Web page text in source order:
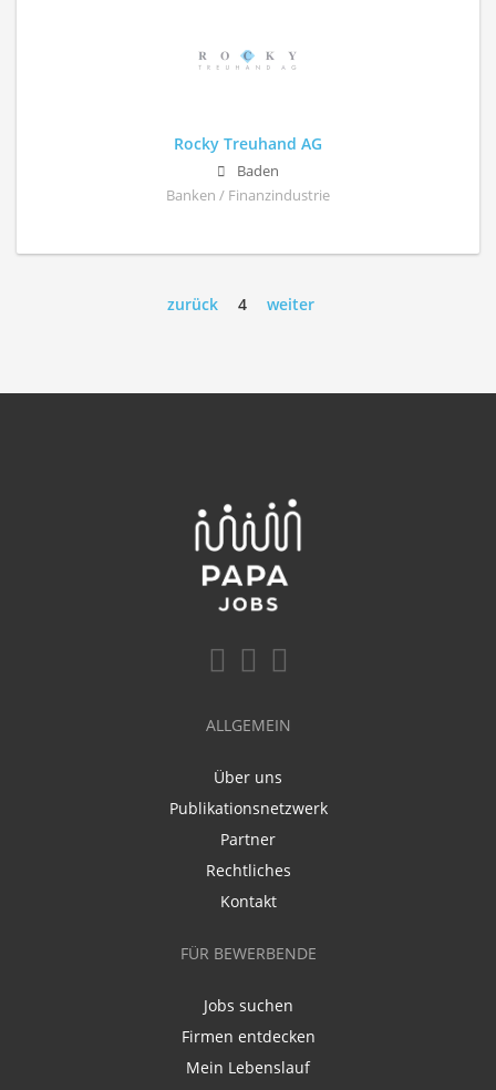
Rocky Treuhand AG
Baden
Banken / Finanzindustrie
zurück 4 weiter
ALLGEMEIN
Über uns
Publikationsnetzwerk
Partner
Rechtliches
Kontakt
FÜR BEWERBENDE
Jobs suchen
Firmen entdecken
Mein Lebenslauf